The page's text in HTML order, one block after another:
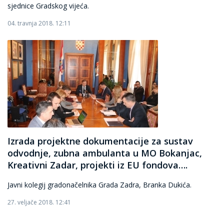
sjednice Gradskog vijeća.
04. travnja 2018. 12:11
Izrada projektne dokumentacije za sustav
odvodnje, zubna ambulanta u MO Bokanjac,
Kreativni Zadar, projekti iz EU fondova….
Javni kolegij gradonačelnika Grada Zadra, Branka Dukića.
27. veljače 2018. 12:41